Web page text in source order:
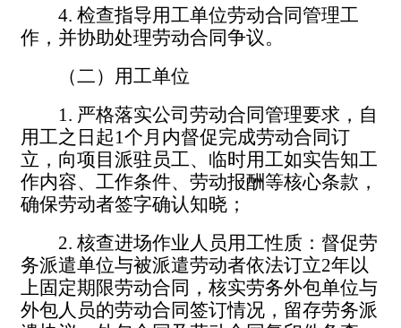
4. 检查指导用工单位劳动合同管理工
作，并协助处理劳动合同争议。
（二）用工单位
1. 严格落实公司劳动合同管理要求，自
用工之日起1个月内督促完成劳动合同订
立，向项目派驻员工、临时用工如实告知工
作内容、工作条件、劳动报酬等核心条款，
确保劳动者签字确认知晓；
2. 核查进场作业人员用工性质：督促劳
务派遣单位与被派遣劳动者依法订立2年以
上固定期限劳动合同，核实劳务外包单位与
外包人员的劳动合同签订情况，留存劳务派